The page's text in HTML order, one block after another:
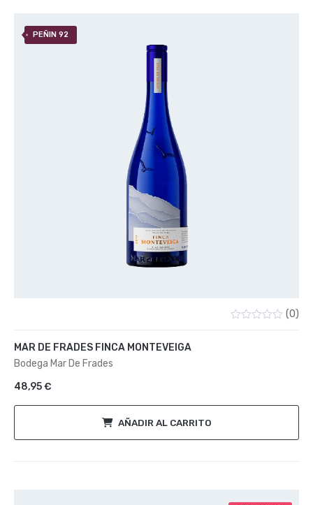
PEÑIN 92
(0)
MAR DE FRADES FINCA MONTEVEIGA
Bodega Mar De Frades
48,95€
AÑADIR AL CARRITO